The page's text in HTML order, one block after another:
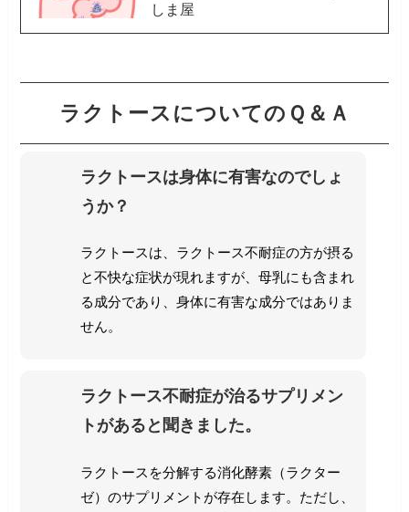
しま屋
ラクトースについてのＱ＆Ａ
ラクトースは身体に有害なのでしょ
うか？
ラクトースは、ラクトース不耐症の方が摂る
と不快な症状が現れますが、母乳にも含まれ
る成分であり、身体に有害な成分ではありま
せん。
ラクトース不耐症が治るサプリメン
トがあると聞きました。
ラクトースを分解する消化酵素（ラクター
ゼ）のサプリメントが存在します。ただし、